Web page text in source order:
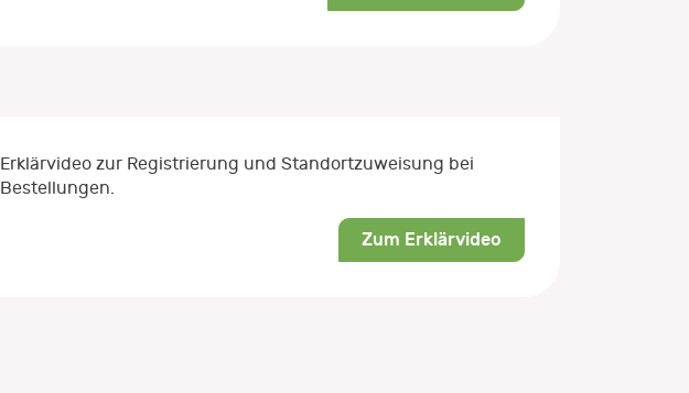
Erklärvideo zur Registrierung und Standortzuweisung bei
Bestellungen.
Zum Erklärvideo